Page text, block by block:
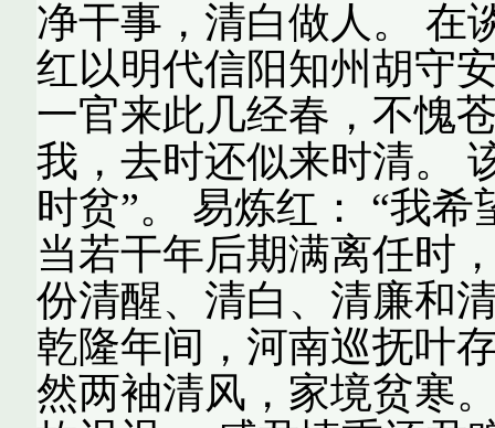
净干事，清白做人。 在
红以明代信阳知州胡守
一官来此几经春，不愧
我，去时还似来时清。
时贫”。 易炼红： “我
当若干年后期满离任时
份清醒、清白、清廉和
乾隆年间，河南巡抚叶
然两袖清风，家境贫寒